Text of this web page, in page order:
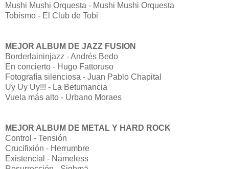
Mushi Mushi Orquesta - Mushi Mushi Orquesta
Tobismo - El Club de Tobi
MEJOR ALBUM DE JAZZ FUSION
Borderlaininjazz - Andrés Bedo
En concierto - Hugo Fattoruso
Fotografía silenciosa - Juan Pablo Chapital
Uy Uy Uy!!! - La Betumancia
Vuela más alto - Urbano Moraes
MEJOR ALBUM DE METAL Y HARD ROCK
Control - Tensión
Crucifixión - Herrumbre
Existencial - Nameless